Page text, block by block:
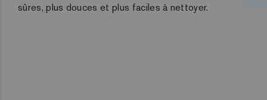
sûres, plus douces et plus faciles à nettoyer.